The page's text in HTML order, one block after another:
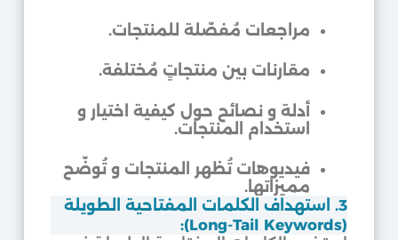
مراجعات مُفصّلة للمنتجات.
مقارنات بين منتجاتٍ مُختلفة.
أدلة و نصائح حول كيفية اختيار و
استخدام المنتجات.
فيديوهات تُظهر المنتجات و تُوضّح
مميزاتها.
3. استهداف الكلمات المفتاحية الطويلة
(Long-Tail Keywords):